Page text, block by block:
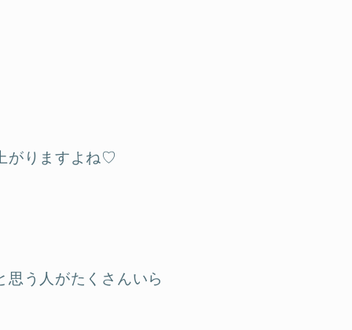
がりますよね♡
う人がたくさんいら